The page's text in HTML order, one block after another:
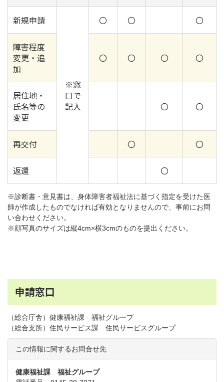
新規申請
※窓
口で
記入
〇 〇 〇
障害程度
変更・追
加
〇 〇 〇 〇
居住地・
氏名等の
変更
〇 〇
再交付 〇 〇
返還 〇
※診断書・意見書は、身体障害者福祉法に基づく指定を受けた医
師が作成したものでなければ有効となりませんので、事前にお問
い合わせください。
※顔写真のサイズは縦4cm×横3cmのものを提出ください。
申請窓口
（総合庁舎）健康福祉課 福祉グループ
（総合支所）住民サービス課 住民サービスグループ
この情報に関するお問合せ先
健康福祉課 福祉グループ